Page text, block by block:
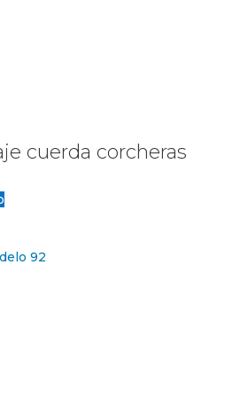
cuerda corcheras